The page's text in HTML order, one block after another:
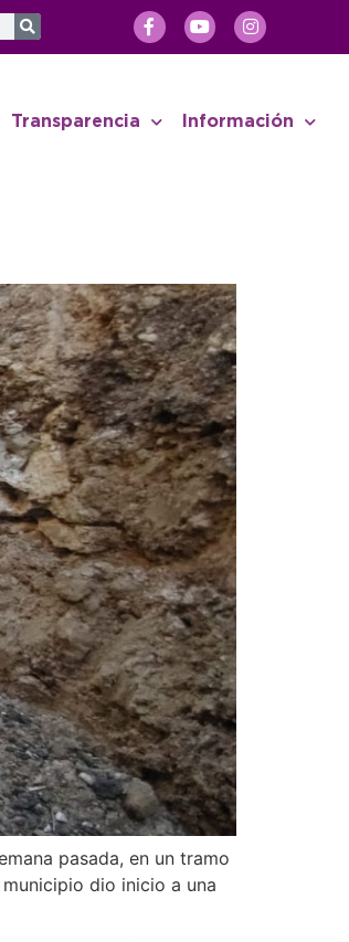
Transparencia Información
pasada, en un tramo
dio inicio a una